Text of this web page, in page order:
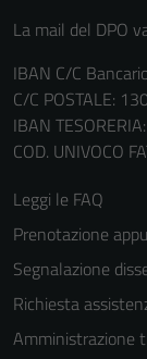
La mail del DPO
IBAN C/C
C/C POSTALE:
IBAN
COD. UNIVOCO
Leggi le FAQ
Prenotazione
Segnalazione
Richiesta
Amministrazione